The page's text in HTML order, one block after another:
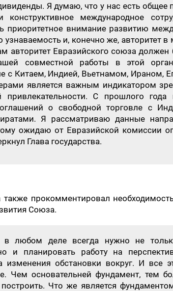
Я думаю, что у нас есть общее
конструктивное международное
приоритетное внимание развитию
и, конечно же, авторитет
авторитет Евразийского союза
совместной работы в этой
с Китаем, Индией, Вьетнамом, Ираном,
является важным индикатором
привлекательности. С прошлого
о свободной торговле с
Я рассматриваю данные
ожидаю от Евразийской комиссии
Глава государства.
также прокомментировал
Союза.
в любом деле всегда нужно не
и планировать работу на
изменения обстановки вокруг. И все
Чем основательней фундамент, тем
Что же является